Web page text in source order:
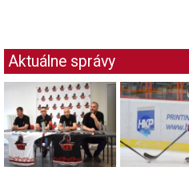
Aktuálne správy